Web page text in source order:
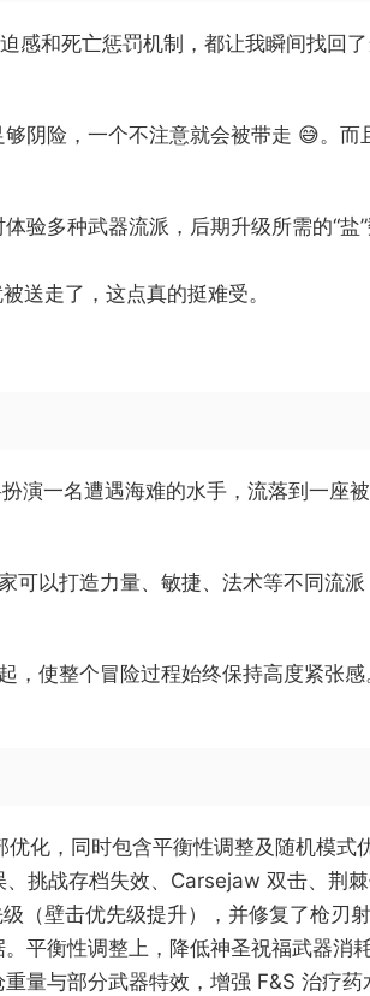
感和死亡惩罚机制，都让我瞬间找回
阴险，一个不注意就会被带走 😅。而
验多种武器流派，后期升级所需的“盐
送走了，这点真的挺难受。
演一名遭遇海难的水手，流落到一座
可以打造力量、敏捷、法术等不同流派
，使整个冒险过程始终保持高度紧张感
化，同时包含平衡性调整及随机模式优
挑战存档失效、Carsejaw 双击、荆
（壁击优先级提升），并修复了枪刃
平衡性调整上，降低神圣祝福武器消
量与部分武器特效，增强 F&S 治疗药